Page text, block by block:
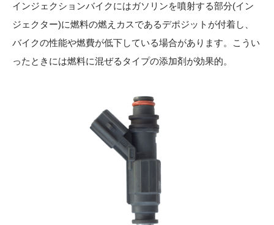
インジェクションバイクにはガソリンを噴射する部分(イン
ジェクター)に燃料の燃えカスであるデポジットが付着し、
バイクの性能や燃費が低下している場合があります。こうい
ったときには燃料に混ぜるタイプの添加剤が効果的。